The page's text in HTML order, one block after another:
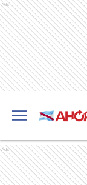
Ads
Ads